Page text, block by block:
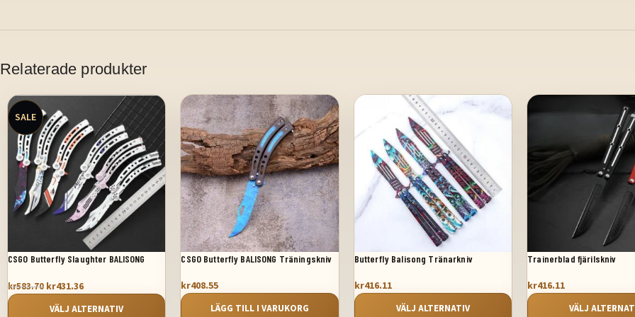
Relaterade produkter
SALE
CSGO Butterfly Slaughter BALISONG
kr583.70 kr431.36
VÄLJ ALTERNATIV
CSGO Butterfly BALISONG Träningskniv
kr408.55
LÄGG TILL I VARUKORG
Butterfly Balisong Tränarkniv
kr416.11
VÄLJ ALTERNATIV
Trainerblad fjärilskniv
kr416.11
VÄLJ